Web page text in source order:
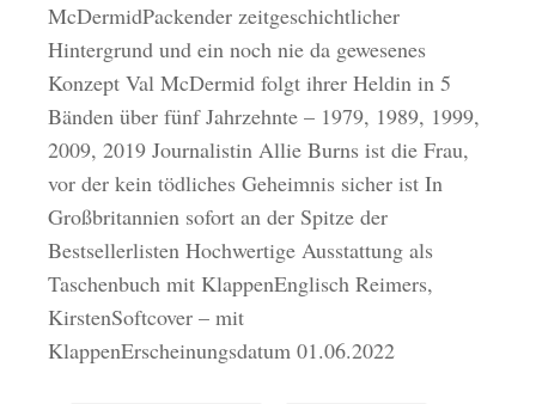
McDermidPackender zeitgeschichtlicher
Hintergrund und ein noch nie da gewesenes
Konzept Val McDermid folgt ihrer Heldin in 5
Bänden über fünf Jahrzehnte – 1979, 1989, 1999,
2009, 2019 Journalistin Allie Burns ist die Frau,
vor der kein tödliches Geheimnis sicher ist In
Großbritannien sofort an der Spitze der
Bestsellerlisten Hochwertige Ausstattung als
Taschenbuch mit KlappenEnglisch Reimers,
KirstenSoftcover – mit
KlappenErscheinungsdatum 01.06.2022